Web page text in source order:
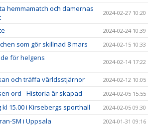
hemmamatch och damernas
2024-02-27 10:20
2024-02-24 10:39
som gör skillnad 8 mars 2024-02-15 10:33
för helgens
2024-02-14 17:22
och träffa världsstjärnor 2024-02-12 10:05
ord - Historia är skapad 2024-02-05 15:55
15.00 i Kirsebergs sporthall 2024-02-05 09:30
SM i Uppsala 2024-01-31 09:16